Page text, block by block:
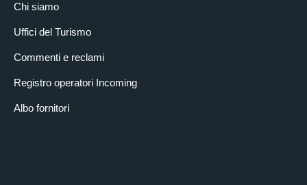
Chi siamo
Uffici del Turismo
Commenti e reclami
Registro operatori Incoming
Albo fornitori